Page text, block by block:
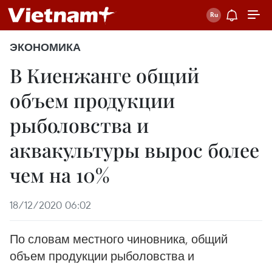
ЭКОНОМИКА
В Киенжанге общий
объем продукции
рыболовства и
аквакультуры вырос более
чем на 10%
18/12/2020 06:02
По словам местного чиновника, общий
объем продукции рыболовства и